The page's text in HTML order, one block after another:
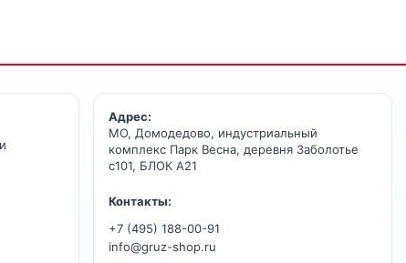
Адрес:
МО, Домодедово, индустриальный
комплекс Парк Весна, деревня Заболотье
с101, БЛОК А21
Контакты:
+7 (495) 188-00-91
info@gruz-shop.ru